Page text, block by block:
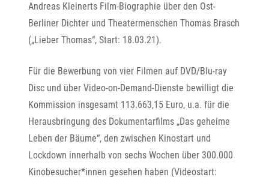
Andreas Kleinerts Film-Biographie über den Ost-
Berliner Dichter und Theatermenschen Thomas Brasch
(„Lieber Thomas“, Start: 18.03.21).
Für die Bewerbung von vier Filmen auf DVD/Blu-ray
Disc und über Video-on-Demand-Dienste bewilligt die
Kommission insgesamt 113.663,15 Euro, u.a. für die
Herausbringung des Dokumentarfilms „Das geheime
Leben der Bäume“, den zwischen Kinostart und
Lockdown innerhalb von sechs Wochen über 300.000
Kinobesucher*innen gesehen haben (Videostart: